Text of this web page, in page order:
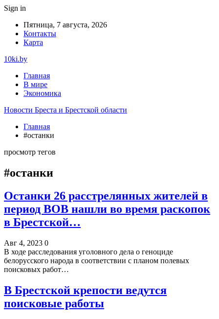
Sign in
Пятница, 7 августа, 2026
Контакты
Карта
10ki.by
Главная
В мире
Экономика
Новости Бреста и Брестской области
Главная
#останки
просмотр тегов
#останки
Останки 26 расстрелянных жителей в
период ВОВ нашли во время раскопок
в Брестской…
Авг 4, 2023 0
В ходе расследования уголовного дела о геноциде
белорусского народа в соответствии с планом полевых
поисковых работ…
В Брестской крепости ведутся
поисковые работы